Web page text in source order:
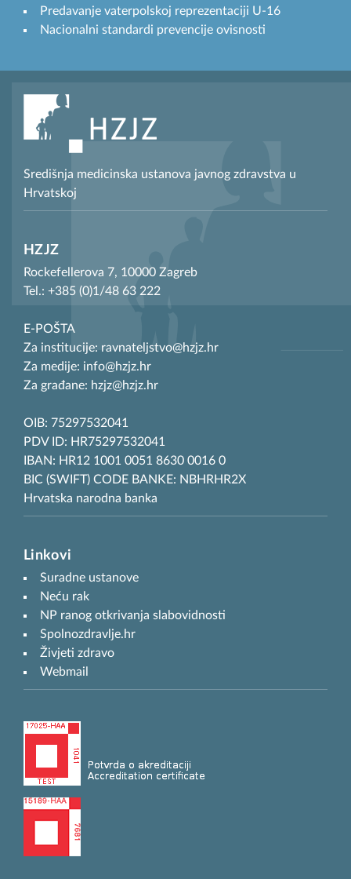
Predavanje vaterpolskoj reprezentaciji U-16
Nacionalni standardi prevencije ovisnosti
Središnja medicinska ustanova javnog zdravstva u
Hrvatskoj
HZJZ
Rockefellerova 7, 10000 Zagreb
Tel.: +385 (0)1/48 63 222
E-POŠTA
Za institucije: ravnateljstvo@hzjz.hr
Za medije: info@hzjz.hr
Za građane: hzjz@hzjz.hr
OIB: 75297532041
PDV ID: HR75297532041
IBAN: HR12 1001 0051 8630 0016 0
BIC (SWIFT) CODE BANKE: NBHRHR2X
Hrvatska narodna banka
Linkovi
Suradne ustanove
Neću rak
NP ranog otkrivanja slabovidnosti
Spolnozdravlje.hr
Živjeti zdravo
Webmail